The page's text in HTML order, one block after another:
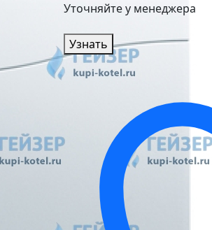
Уточняйте у менеджера
Узнать